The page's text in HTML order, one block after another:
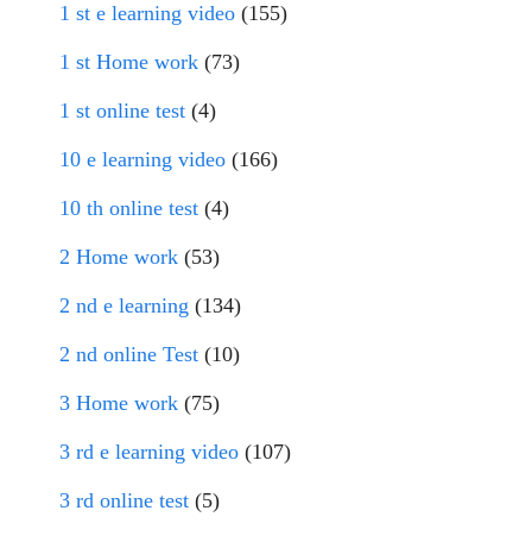
1 st e learning video (155)
1 st Home work (73)
1 st online test (4)
10 e learning video (166)
10 th online test (4)
2 Home work (53)
2 nd e learning (134)
2 nd online Test (10)
3 Home work (75)
3 rd e learning video (107)
3 rd online test (5)